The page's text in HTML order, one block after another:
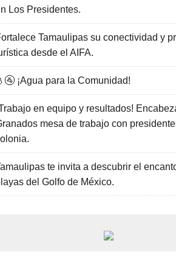
Los Presidentes.
Tamaulipas su conectividad y
desde el AIFA.
¡Agua para la Comunidad!
en equipo y resultados!
mesa de trabajo con
te invita a descubrir el
del Golfo de México.